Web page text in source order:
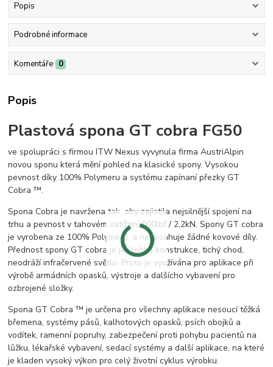
Popis
Podrobné informace
Komentáře 0
Popis
Plastová spona GT cobra FG50
ve spolupráci s firmou ITW Nexus vyvynula firma AustriAlpin
novou sponu která mění pohled na klasické spony. Vysokou
pevnost díky 100% Polymeru a systému zapínaní přezky GT
Cobra ™.
Spona Cobra je navržena tak, aby zajistila nejsilnější spojení na
trhu a pevnost v tahovém zatížení 500lbf / 2,2kN. Spony GT cobra
je vyrobena ze 100% Polymeru, a neobsahuje žádné kovové díly.
Přednost spony GT cobra je její lehká konstrukce, tichý chod,
neodráží infračervené světlo. Proto je využívána pro aplikace při
výrobě armádních opasků, výstroje a dalšícho vybavení pro
ozbrojené složky.
Spona GT Cobra ™ je určena pro všechny aplikace nesoucí těžká
břemena, systémy pásů, kalhotových opasků, psích obojků a
vodítek, ramenní popruhy, zabezpečení proti pohybu pacientů na
lůžku, lékařské vybavení, sedací systémy a další aplikace, na které
je kladen vysoký výkon pro celý životní cyklus výrobku.